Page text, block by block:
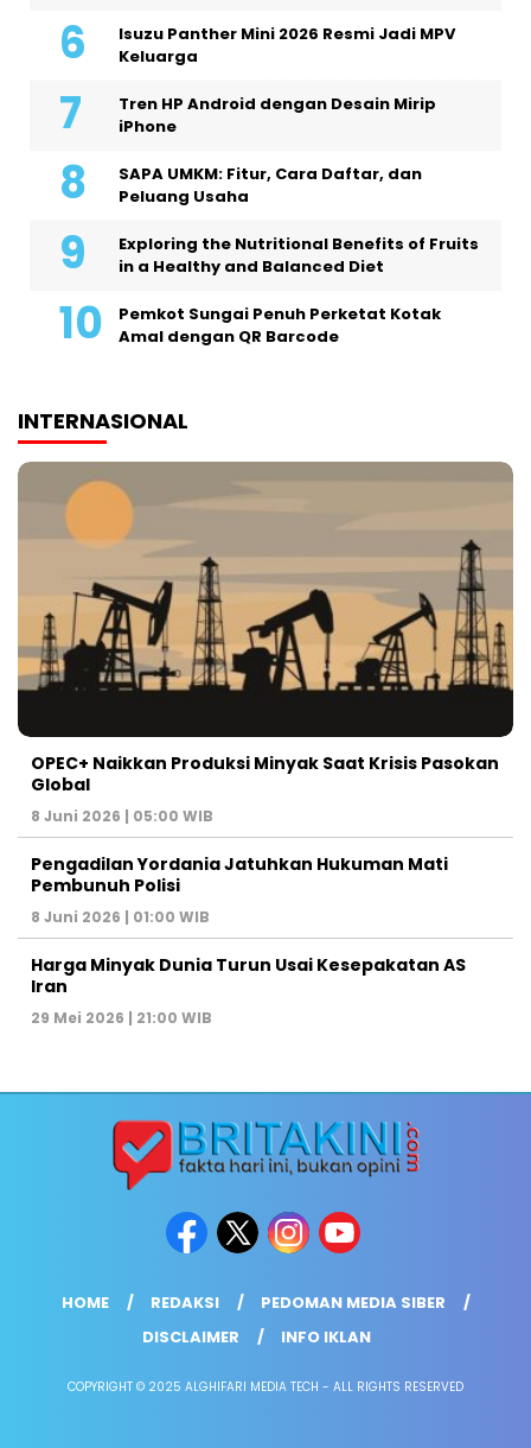
Isuzu Panther Mini 2026 Resmi Jadi MPV
Keluarga
Tren HP Android dengan Desain Mirip
iPhone
SAPA UMKM: Fitur, Cara Daftar, dan
Peluang Usaha
Exploring the Nutritional Benefits of Fruits
in a Healthy and Balanced Diet
Pemkot Sungai Penuh Perketat Kotak
Amal dengan QR Barcode
INTERNASIONAL
OPEC+ Naikkan Produksi Minyak Saat Krisis Pasokan
Global
8 Juni 2026 | 05:00 WIB
Pengadilan Yordania Jatuhkan Hukuman Mati
Pembunuh Polisi
8 Juni 2026 | 01:00 WIB
Harga Minyak Dunia Turun Usai Kesepakatan AS
Iran
29 Mei 2026 | 21:00 WIB
HOME REDAKSI
PEDOMAN MEDIA SIBER
DISCLAIMER
INFO IKLAN
COPYRIGHT © 2025 ALGHIFARI MEDIA TECH - ALL RIGHTS RESERVED